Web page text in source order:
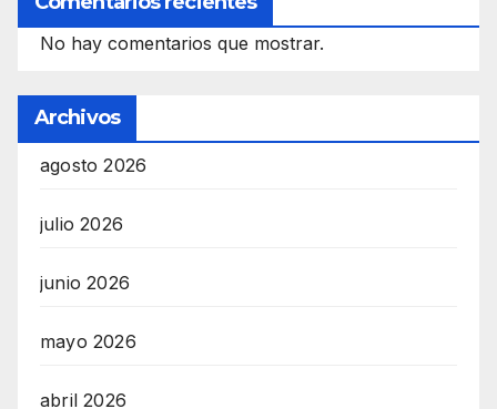
No hay comentarios que mostrar.
Archivos
agosto 2026
julio 2026
junio 2026
mayo 2026
abril 2026